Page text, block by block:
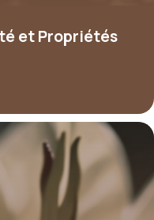
et Propriétés